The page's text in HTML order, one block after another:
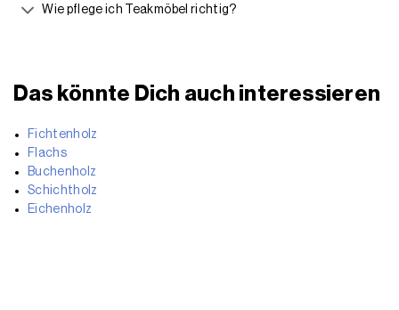
Wie pflege ich Teakmöbel richtig?
Das könnte Dich auch interessieren
Fichtenholz
Flachs
Buchenholz
Schichtholz
Eichenholz